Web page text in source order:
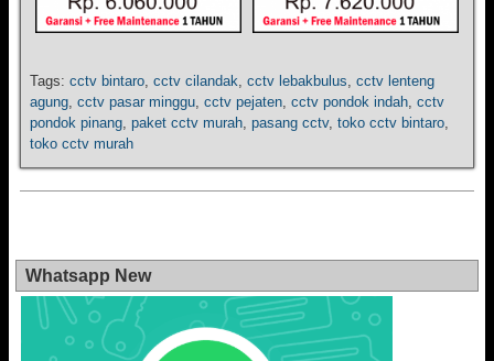
Tags: cctv bintaro cctv cilandak cctv lebakbulus cctv lenteng
agung cctv pasar minggu cctv pejaten cctv pondok indah cctv
pondok pinang paket cctv murah pasang cctv, toko cctv bintaro
toko cctv murah
Whatsapp New